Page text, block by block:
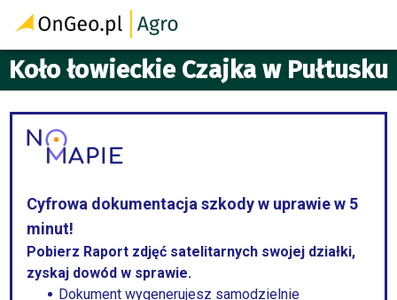
Koło łowieckie Czajka w Pułtusku
Cyfrowa dokumentacja szkody w uprawie w 5
minut!
Pobierz Raport zdjęć satelitarnych swojej działki,
zyskaj dowód w sprawie.
Dokument wygenerujesz samodzielnie